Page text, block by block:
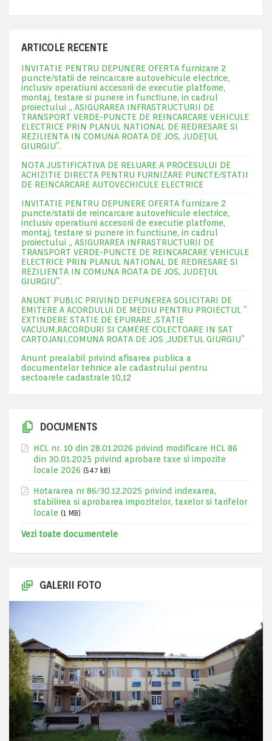
ARTICOLE RECENTE
INVITATIE PENTRU DEPUNERE OFERTA furnizare 2
puncte/statii de reincarcare autovehicule electrice,
inclusiv operatiuni accesorii de executie platfome,
montaj, testare si punere in functiune, in cadrul
proiectului „ ASIGURAREA INFRASTRUCTURII DE
TRANSPORT VERDE-PUNCTE DE REINCARCARE VEHICULE
ELECTRICE PRIN PLANUL NATIONAL DE REDRESARE SI
REZILIENTA IN COMUNA ROATA DE JOS, JUDEŢUL
GIURGIU”.
NOTA JUSTIFICATIVA DE RELUARE A PROCESULUI DE
ACHIZITIE DIRECTA PENTRU FURNIZARE PUNCTE/STATII
DE REINCARCARE AUTOVECHICULE ELECTRICE
INVITATIE PENTRU DEPUNERE OFERTA furnizare 2
puncte/statii de reincarcare autovehicule electrice,
inclusiv operatiuni accesorii de executie platfome,
montaj, testare si punere in functiune, in cadrul
proiectului „ ASIGURAREA INFRASTRUCTURII DE
TRANSPORT VERDE-PUNCTE DE REINCARCARE VEHICULE
ELECTRICE PRIN PLANUL NATIONAL DE REDRESARE SI
REZILIENTA IN COMUNA ROATA DE JOS, JUDEŢUL
GIURGIU”.
ANUNT PUBLIC PRIVIND DEPUNEREA SOLICITARI DE
EMITERE A ACORDULUI DE MEDIU PENTRU PROIECTUL ”
EXTINDERE STATIE DE EPURARE ,STATIE
VACUUM,RACORDURI SI CAMERE COLECTOARE IN SAT
CARTOJANI,COMUNA ROATA DE JOS ,JUDETUL GIURGIU”
Anunt prealabil privind afisarea publica a
documentelor tehnice ale cadastrului pentru
sectoarele cadastrale 10,12
DOCUMENTS
HCL nr. 10 din 28.01.2026 privind modificare HCL 86
din 30.01.2025 privind aprobare taxe si impozite
locale 2026 (547 kB)
Hotararea nr 86/30.12.2025 privind indexarea,
stabilirea si aprobarea impozitelor, taxelor si tarifelor
locale (1 MB)
Vezi toate documentele
GALERII FOTO